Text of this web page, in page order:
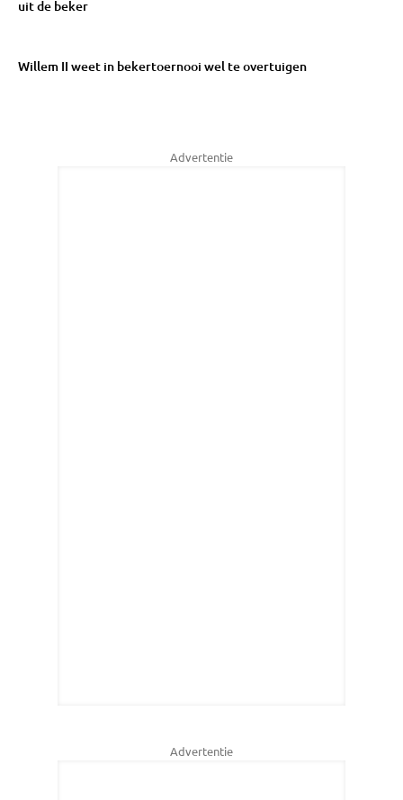
uit de beker
Willem II weet in bekertoernooi wel te overtuigen
Advertentie
Advertentie